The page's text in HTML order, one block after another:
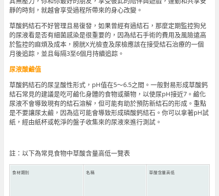
靜的時刻，就越會享受過程所帶來的身心改變。
草酸鈣結石不好管理且易復發，如果曾經有過結石，那麼定期監控狗兒
的尿液看是否有細菌感染是很重要的，因為結石手術的費用及風險遠高
於監控的麻煩及成本，膀胱X光檢查及尿檢應該在接受結石治療的一個
月後追踪，並且每隔3至6個月持續追踪。
尿液酸鹼值
草酸鈣結石的尿呈酸性形式，pH值在5～6.5之間。一般對易形成草酸鈣
結石常見的建議是吃可鹼化身體的食物或藥物，以使尿pH接近7。鹼化
尿液不會導致現有的結石溶解，但可能有助於預防新結石的形成。重點
是不要讓尿太鹼，因為這可能會導致形成磷酸鈣結石。你可以拿著pH試
紙，經由紙杯或乾淨的盤子收集來的尿液來進行測試。
註：以下為常見食物中草酸含量高低一覽表
食材類別 名稱 草酸含量高低